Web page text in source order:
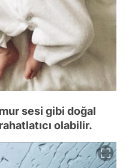
sesi gibi doğal
olabilir.